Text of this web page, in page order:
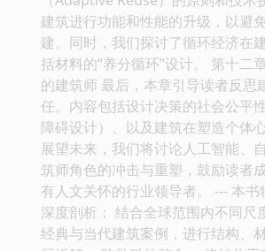
建筑进行功能和性能的升级，以避
建。同时，我们探讨了循环经济在
括材料的“养分循环”设计。 第十二
的建筑师 最后，本章引导读者反思
任。内容包括设计决策的社会公平
障碍设计）、以及建筑在塑造个体
展望未来，我们将讨论人工智能、
筑师角色的冲击与重塑，鼓励读者
有人文关怀的行业领导者。 --- 本
深度剖析： 结合全球范围内不同尺
经典与当代建筑案例，进行结构、